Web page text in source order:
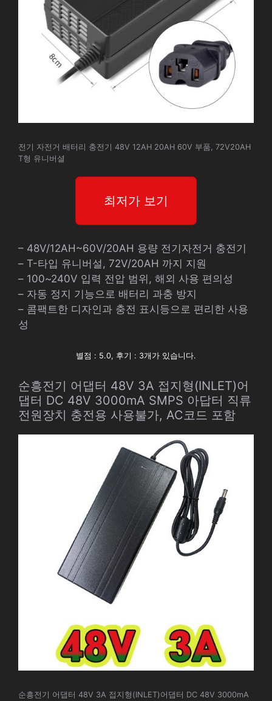
전기 자전거 배터리 충전기 48V 12AH 20AH 60V 부품, 72V20AH
T형 유니버셜
최저가 보기
– 48V/12AH~60V/20AH 용량 전기자전거 충전기
– T-타입 유니버설, 72V/20AH 까지 지원
– 100~240V 입력 전압 범위, 해외 사용 편의성
– 자동 정지 기능으로 배터리 과충 방지
– 콤팩트한 디자인과 충전 표시등으로 편리한 사용
성
별점 : 5.0, 후기 : 3개가 있습니다.
순흥전기 어댑터 48V 3A 접지형(INLET)어
댑터 DC 48V 3000mA SMPS 아답터 직류
전원장치 충전용 사용불가, AC코드 포함
순흥전기 어댑터 48V 3A 접지형(INLET)어댑터 DC 48V 3000mA